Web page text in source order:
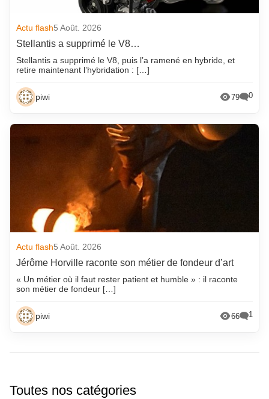
Actu flash5 Août. 2026
Stellantis a supprimé le V8…
Stellantis a supprimé le V8, puis l’a ramené en hybride, et
retire maintenant l’hybridation : […]
piwi 79 0
Actu flash5 Août. 2026
Jérôme Horville raconte son métier de fondeur d’art
« Un métier où il faut rester patient et humble » : il raconte
son métier de fondeur […]
piwi 66 1
Toutes nos catégories